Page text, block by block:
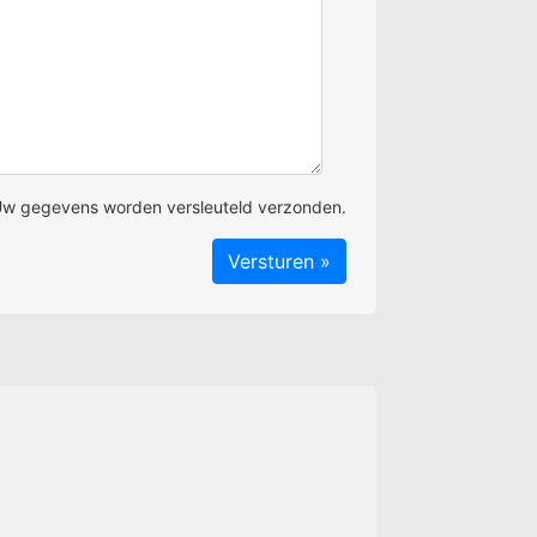
gegevens worden versleuteld verzonden.